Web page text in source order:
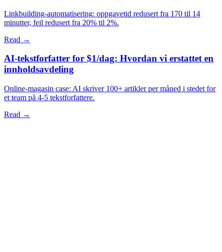
Linkbuilding-automatisering: oppgavetid redusert fra 170 til 14
minutter, feil redusert fra 20% til 2%.
Read →
AI-tekstforfatter for $1/dag: Hvordan vi erstattet en
innholdsavdeling
Online-magasin case: AI skriver 100+ artikler per måned i stedet for
et team på 4-5 tekstforfattere.
Read →